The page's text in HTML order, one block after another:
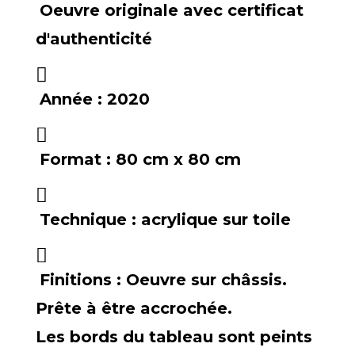
Oeuvre originale avec certificat
d'authenticité
Année : 2020
Format : 80 cm x 80 cm
Technique : acrylique sur toile
Finitions : Oeuvre sur châssis.
Prête à être accrochée.
Les bords du tableau sont peints